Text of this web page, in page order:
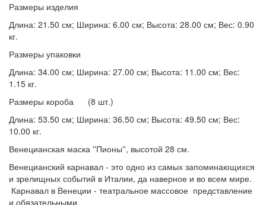
Размеры изделия
Длина: 21.50 см; Ширина: 6.00 см; Высота: 28.00 см; Вес: 0.90
кг.
Размеры упаковки
Длина: 34.00 см; Ширина: 27.00 см; Высота: 11.00 см; Вес:
1.15 кг.
Размеры короба (8 шт.)
Длина: 53.50 см; Ширина: 36.50 см; Высота: 49.50 см; Вес:
10.00 кг.
Венецианская маска ''Пионы'', высотой 28 см.
Венецианский карнавал - это одно из самых запоминающихся
и зрелищных событий в Италии, да наверное и во всем мире.
Карнавал в Венеции - театральное массовое представление
и обязательными